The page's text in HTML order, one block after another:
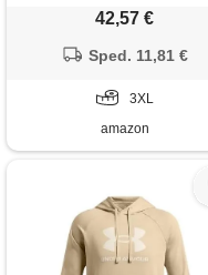
da uomo, colore: cachi
heather, 3xl
42,57 €
Sped. 11,81 €
3XL
amazon